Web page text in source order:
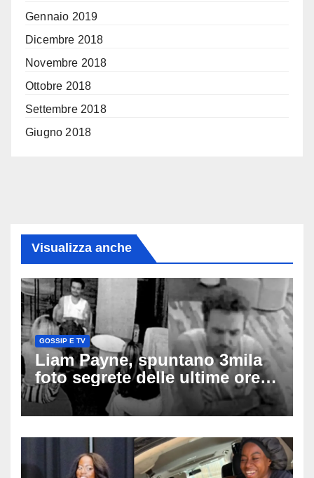
Gennaio 2019
Dicembre 2018
Novembre 2018
Ottobre 2018
Settembre 2018
Giugno 2018
Visualizza anche
GOSSIP E TV
Liam Payne, spuntano 3mila
foto segrete delle ultime ore:
cosa è successo prima della
tragica caduta dall’hotel